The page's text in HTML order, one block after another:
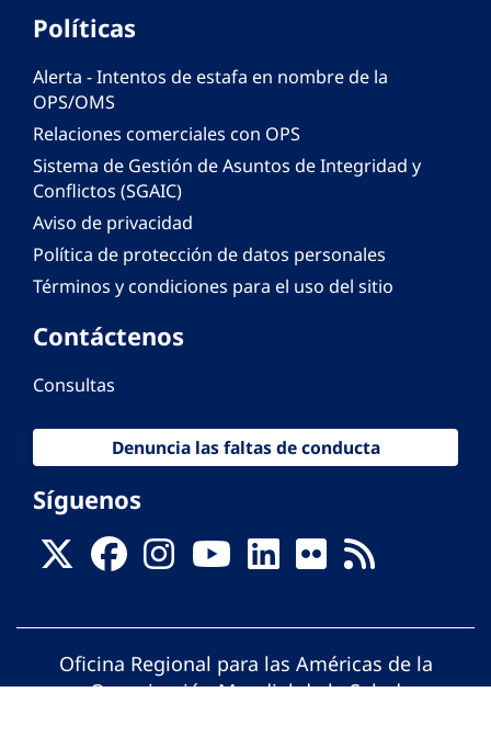
Políticas
Alerta - Intentos de estafa en nombre de la
OPS/OMS
Relaciones comerciales con OPS
Sistema de Gestión de Asuntos de Integridad y
Conflictos (SGAIC)
Aviso de privacidad
Política de protección de datos personales
Términos y condiciones para el uso del sitio
Contáctenos
Consultas
Denuncia las faltas de conducta
Síguenos
Oficina Regional para las Américas de la
Organización Mundial de la Salud